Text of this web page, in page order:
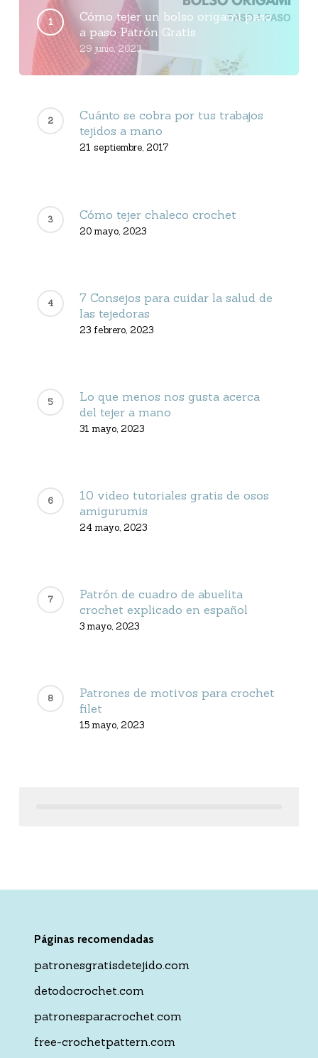
Cómo tejer un bolso origami paso
a paso Patrón Gratis
29 junio, 2023
Cuánto se cobra por tus trabajos
tejidos a mano
21 septiembre, 2017
Cómo tejer chaleco crochet
20 mayo, 2023
7 Consejos para cuidar la salud de
las tejedoras
23 febrero, 2023
Lo que menos nos gusta acerca
del tejer a mano
31 mayo, 2023
10 video tutoriales gratis de osos
amigurumis
24 mayo, 2023
Patrón de cuadro de abuelita
crochet explicado en español
3 mayo, 2023
Patrones de motivos para crochet
filet
15 mayo, 2023
Páginas recomendadas
patronesgratisdetejido.com
detodocrochet.com
patronesparacrochet.com
free-crochetpattern.com